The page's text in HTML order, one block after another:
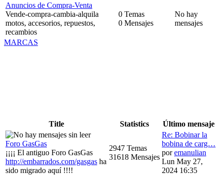
Anuncios de Compra-Venta
Vende-compra-cambia-alquila
motos, accesorios, repuestos,
recambios
0 Temas
0 Mensajes
No hay
mensajes
MARCAS
Title Statistics Último mensaje
Foro GasGas
¡¡¡¡ El antiguo Foro GasGas
http://embarrados.com/gasgas ha
sido migrado aquí !!!!
2947 Temas
31618 Mensajes
Re: Bobinar la
bobina de carg…
poremanulian
Lun May 27,
2024 16:35